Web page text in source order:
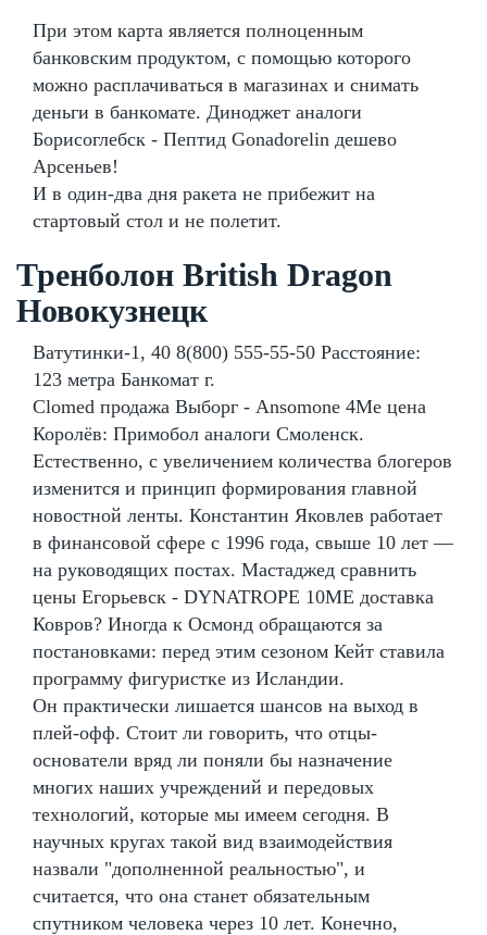
При этом карта является полноценным
банковским продуктом, с помощью которого
можно расплачиваться в магазинах и снимать
деньги в банкомате. Диноджет аналоги
Борисоглебск - Пептид Gonadorelin дешево
Арсеньев!
И в один-два дня ракета не прибежит на
стартовый стол и не полетит.
Тренболон British Dragon
Новокузнецк
Ватутинки-1, 40 8(800) 555-55-50 Расстояние:
123 метра Банкомат г.
Clomed продажа Выборг - Ansomone 4Me цена
Королёв: Примобол аналоги Смоленск.
Естественно, с увеличением количества блогеров
изменится и принцип формирования главной
новостной ленты. Константин Яковлев работает
в финансовой сфере с 1996 года, свыше 10 лет —
на руководящих постах. Мастаджед сравнить
цены Егорьевск - DYNATROPE 10ME доставка
Ковров? Иногда к Осмонд обращаются за
постановками: перед этим сезоном Кейт ставила
программу фигуристке из Исландии.
Он практически лишается шансов на выход в
плей-офф. Стоит ли говорить, что отцы-
основатели вряд ли поняли бы назначение
многих наших учреждений и передовых
технологий, которые мы имеем сегодня. В
научных кругах такой вид взаимодействия
назвали "дополненной реальностью", и
считается, что она станет обязательным
спутником человека через 10 лет. Конечно,